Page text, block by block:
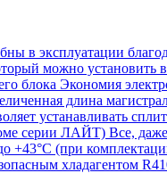
в эксплуатации
можно
блока Экономия
длина
устанавливать
серии ЛАЙТ) Все,
+43°С (при
хладагентом